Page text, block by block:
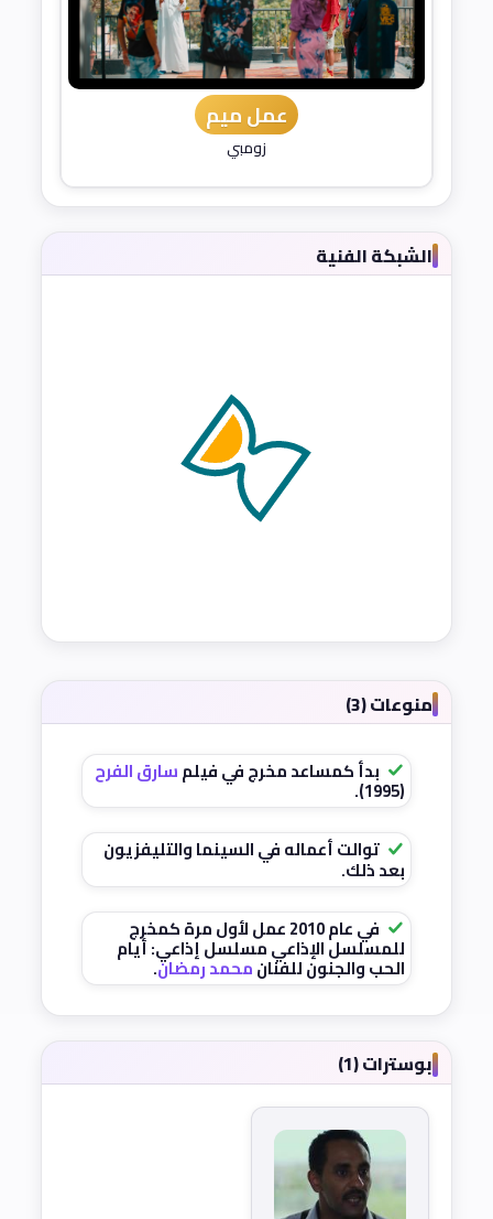
عمل ميم
زومبي
الشبكة الفنية
منوعات (3)
بدأ كمساعد مخرج في فيلمسارق الفرح
(1995).
توالت أعماله في السينما والتليفزيون
بعد ذلك.
في عام 2010 عمل لأول مرة كمخرج
للمسلسل الإذاعي مسلسل إذاعي: أيام
الحب والجنون للفنانمحمد رمضان.
بوسترات (1)